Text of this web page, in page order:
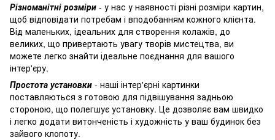
Різноманітні розміри - у нас у наявності різні розміри картин,
щоб відповідати потребам і вподобанням кожного клієнта.
Від маленьких, ідеальних для створення колажів, до
великих, що привертають увагу творів мистецтва, ви
можете легко знайти ідеальне поєднання для вашого
інтер'єру.
Простота установки - наші інтер'єрні картинки
поставляються з готовою для підвішування задньою
стороною, що полегшує установку. Це дозволяє вам швидко
і легко додати витонченість і художність у ваш будинок без
зайвого клопоту.